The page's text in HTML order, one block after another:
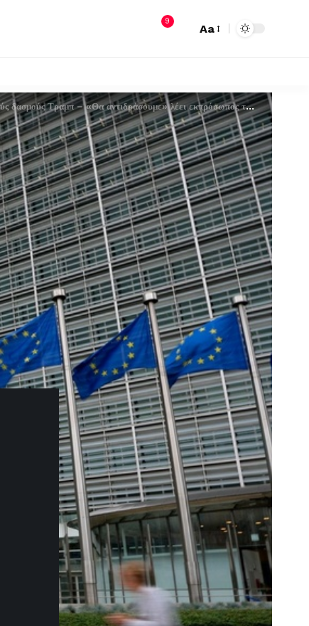
9
Aa
Τραμπ – «Θα αντιδράσουμε» λέει εκπρόσωπος της Επιτροπής